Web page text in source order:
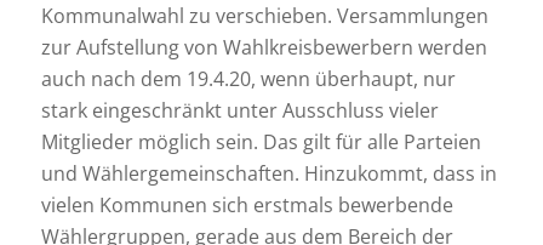
Kommunalwahl zu verschieben. Versammlungen
zur Aufstellung von Wahlkreisbewerbern werden
auch nach dem 19.4.20, wenn überhaupt, nur
stark eingeschränkt unter Ausschluss vieler
Mitglieder möglich sein. Das gilt für alle Parteien
und Wählergemeinschaften. Hinzukommt, dass in
vielen Kommunen sich erstmals bewerbende
Wählergruppen, gerade aus dem Bereich der